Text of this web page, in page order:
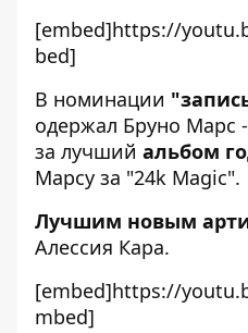
[embed]https://
bed]
В номинации
одержал Бруно Марс
за лучший альбом
Марсу за "24k Magic".
Лучшим новым
Алессия Кара.
[embed]https://
mbed]